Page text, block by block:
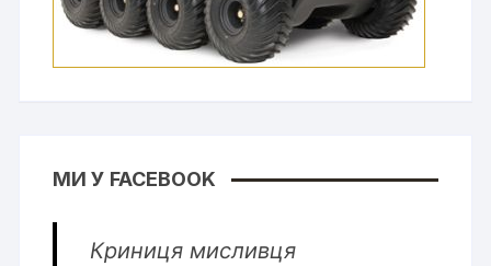
МИ У FACEBOOK
Криниця мисливця